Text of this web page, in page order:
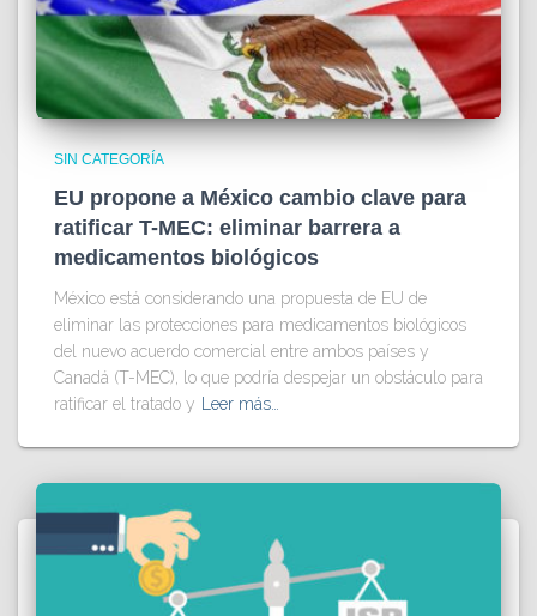
SIN CATEGORÍA
EU propone a México cambio clave para
ratificar T-MEC: eliminar barrera a
medicamentos biológicos
México está considerando una propuesta de EU de
eliminar las protecciones para medicamentos biológicos
del nuevo acuerdo comercial entre ambos países y
Canadá (T-MEC), lo que podría despejar un obstáculo para
ratificar el tratado y
Leer más…